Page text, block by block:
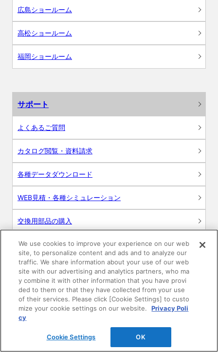
広島ショールーム
高松ショールーム
福岡ショールーム
サポート
よくあるご質問
カタログ閲覧・資料請求
各種データダウンロード
WEB見積・各種シミュレーション
交換用部品の購入
修理・点検
お問い合わせ
ログイン
建築・設計関係者様向けサイト
ユーザー登録サービス
We use cookies to improve your experience on our web
site, to personalize content and ads and to analyze our
traffic. We share information about your use of our web
site with our advertising and analytics partners, who ma
y combine it with other information that you have provi
ded to them or that they have collected from your use
of their services. Please click [Cookie Settings] to custo
mize your cookie settings on our website.
Privacy Poli
cy
Cookie Settings OK